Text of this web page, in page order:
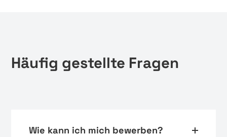
Häufig gestellte Fragen
Wie kann ich mich bewerben?